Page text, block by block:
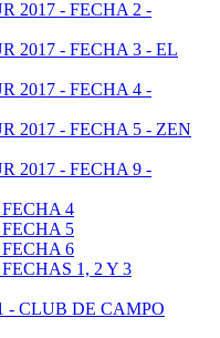
2017 - FECHA 2 -
2017 - FECHA 3 - EL
2017 - FECHA 4 -
2017 - FECHA 5 - ZEN
2017 - FECHA 9 -
4
5
6
1, 2 Y 3
- CLUB DE CAMPO